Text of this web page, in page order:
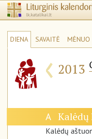
DIENA SAVAITĖ MĖNUO
‹ 2013
A Kalėdų
Kalėdų